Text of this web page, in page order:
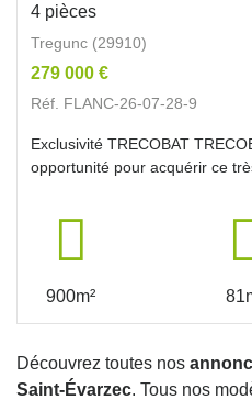
4 pièces
Tregunc (29910)
279 000 €
Réf. FLANC-26-07-28-9
Exclusivité TRECOBAT
opportunité pour acquérir ce
900m²
Découvrez toutes nos
Saint-Évarzec. Tous nos